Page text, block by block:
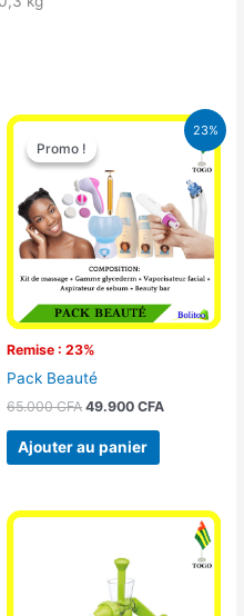
23%
Promo !
Remise : 23%
Promo !
Pack Beauté
65.000CFA
Le
prix
initial
était :
65.000 CFA.
49.900 CFA
Le
prix
actuel
est :
49.900
Ajouter au panier